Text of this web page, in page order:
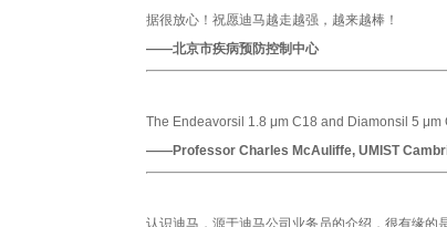
据很放心！祝愿迪马越走越强，越来越棒！
——北京市疾病预防控制中心
The Endeavorsil 1.8 μm C18 and Diamonsil 5
——Professor Charles McAuliffe, UMIST
认识迪马，源于迪马公司业务员的介绍，很有缘